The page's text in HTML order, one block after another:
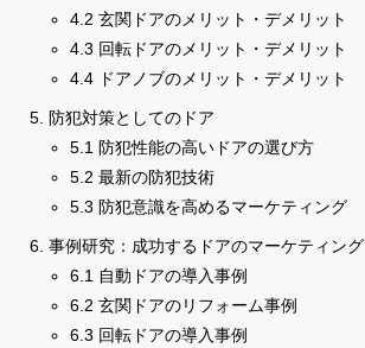
4.2 玄関ドアのメリット・デメリット
4.3 回転ドアのメリット・デメリット
4.4 ドアノブのメリット・デメリット
防犯対策としてのドア
5.1 防犯性能の高いドアの選び方
5.2 最新の防犯技術
5.3 防犯意識を高めるマーケティング
事例研究：成功するドアのマーケティング
6.1 自動ドアの導入事例
6.2 玄関ドアのリフォーム事例
6.3 回転ドアの導入事例